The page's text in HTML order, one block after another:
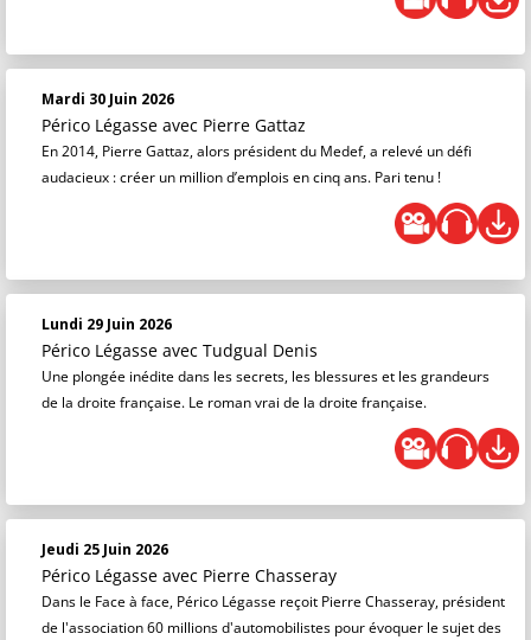
Mardi 30 Juin 2026
Périco Légasse avec Pierre Gattaz
En 2014, Pierre Gattaz, alors président du Medef, a relevé un défi
audacieux : créer un million d’emplois en cinq ans. Pari tenu !
Lundi 29 Juin 2026
Périco Légasse avec Tudgual Denis
Une plongée inédite dans les secrets, les blessures et les grandeurs
de la droite française. Le roman vrai de la droite française.
Jeudi 25 Juin 2026
Périco Légasse avec Pierre Chasseray
Dans le Face à face, Périco Légasse reçoit Pierre Chasseray, président
de l'association 60 millions d'automobilistes pour évoquer le sujet des